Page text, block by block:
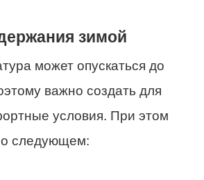
зимой
может опускаться до
важно создать для
условия. При этом
о следующем: